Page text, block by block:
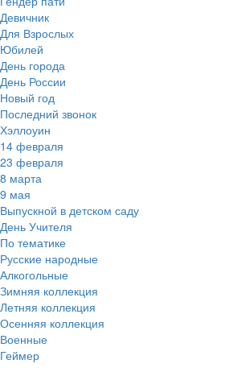
Девичник
Для Взрослых
Юбилей
День города
День России
Новый год
Последний звонок
Хэллоуин
14 февраля
23 февраля
8 марта
9 мая
Выпускной в детском саду
День Учителя
По тематике
Русские народные
Алкогольные
Зимняя коллекция
Летняя коллекция
Осенняя коллекция
Военные
Геймер